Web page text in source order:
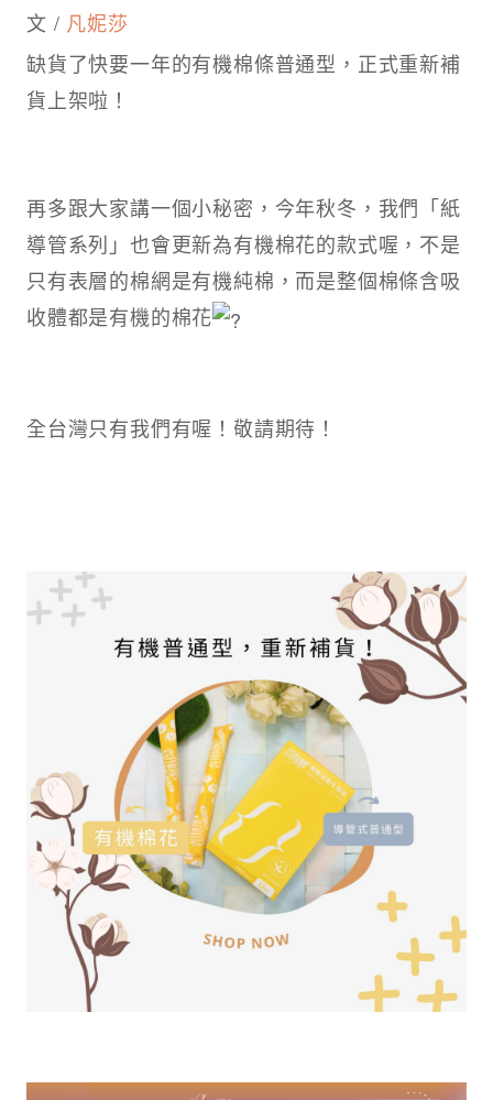
文 / 凡妮莎
缺貨了快要一年的有機棉條普通型，正式重新補
貨上架啦！
再多跟大家講一個小秘密，今年秋冬，我們「紙
導管系列」也會更新為有機棉花的款式喔，不是
只有表層的棉網是有機純棉，而是整個棉條含吸
收體都是有機的棉花
全台灣只有我們有喔！敬請期待！